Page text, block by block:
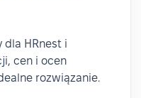
dla HRnest i
cen i ocen
rozwiązanie.